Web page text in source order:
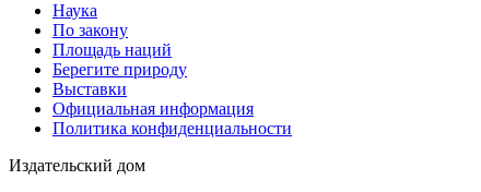
Наука
По закону
Площадь наций
Берегите природу
Выставки
Официальная информация
Политика конфиденциальности
Издательский дом